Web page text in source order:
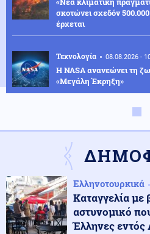
σκοτώνει σχεδόν
έρχεται
Τεχνολογία 08.08.2026 -
H NASA ανανεώνει τη
«Μεγάλη Έκρηξη»
Tουρισμός για Όλους
υποβάλλουν αίτηση
προθεσμία
Ρωσία 08.08.2026 - 10:51
Ρωσία: Στις φλόγες
ουκρανική επίθεση με
Ελληνοτουρκικά
Καταγγελία με
αστυνομικό
Έλληνες